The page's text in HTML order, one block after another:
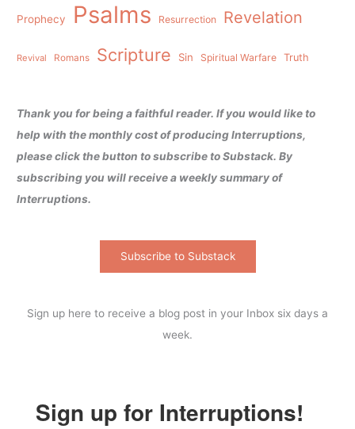
Prophecy Psalms Resurrection Revelation
Revival Romans Scripture Sin Spiritual Warfare Truth
Thank you for being a faithful reader. If you would like to
help with the monthly cost of producing Interruptions,
please click the button to subscribe to Substack. By
subscribing you will receive a weekly summary of
Interruptions.
Subscribe to Substack
Sign up here to receive a blog post in your Inbox six days a
week.
Sign up for Interruptions!